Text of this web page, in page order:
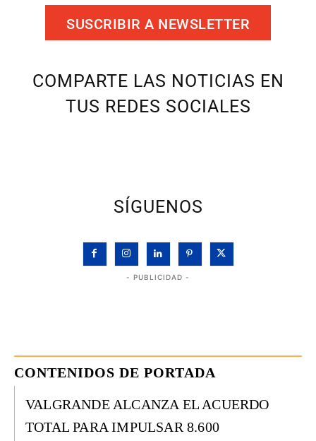
SUSCRIBIR A NEWSLETTER
COMPARTE LAS NOTICIAS EN
TUS REDES SOCIALES
SÍGUENOS
- PUBLICIDAD -
CONTENIDOS DE PORTADA
VALGRANDE ALCANZA EL ACUERDO
TOTAL PARA IMPULSAR 8.600